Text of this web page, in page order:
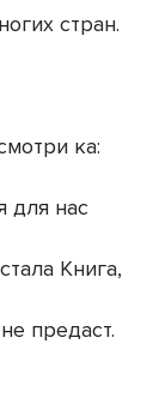
стран.
ка:
для нас
Книга,
предаст.